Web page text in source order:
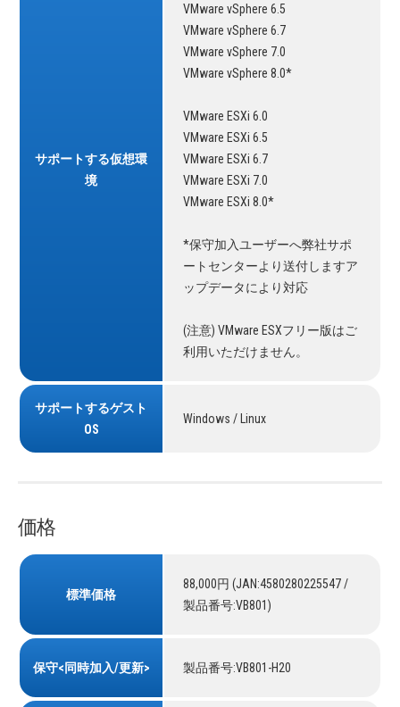
サポートする仮想環
境
VMware vSphere 6.5
VMware vSphere 6.7
VMware vSphere 7.0
VMware vSphere 8.0*
VMware ESXi 6.0
VMware ESXi 6.5
VMware ESXi 6.7
VMware ESXi 7.0
VMware ESXi 8.0*
*保守加入ユーザーへ弊社サポ
ートセンターより送付しますア
ップデータにより対応
(注意) VMware ESXフリー版はご
利用いただけません。
サポートするゲスト
OS
Windows / Linux
価格
標準価格
88,000円 (JAN:4580280225547 /
製品番号:VB801)
保守<同時加入/更新> 製品番号:VB801-H20